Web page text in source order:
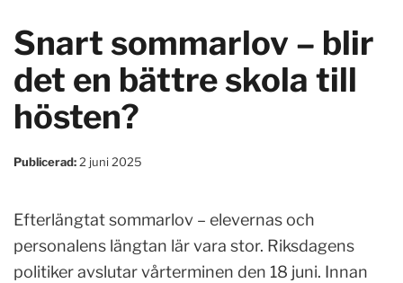
Snart sommarlov – blir
det en bättre skola till
hösten?
Publicerad: 2 juni 2025
Efterlängtat sommarlov – elevernas och
personalens längtan lär vara stor. Riksdagens
politiker avslutar vårterminen den 18 juni. Innan